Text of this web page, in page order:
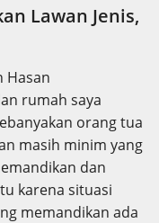
Lawan Jenis,
Hasan
rumah saya
orang tua
masih minim yang
dan
karena situasi
memandikan ada